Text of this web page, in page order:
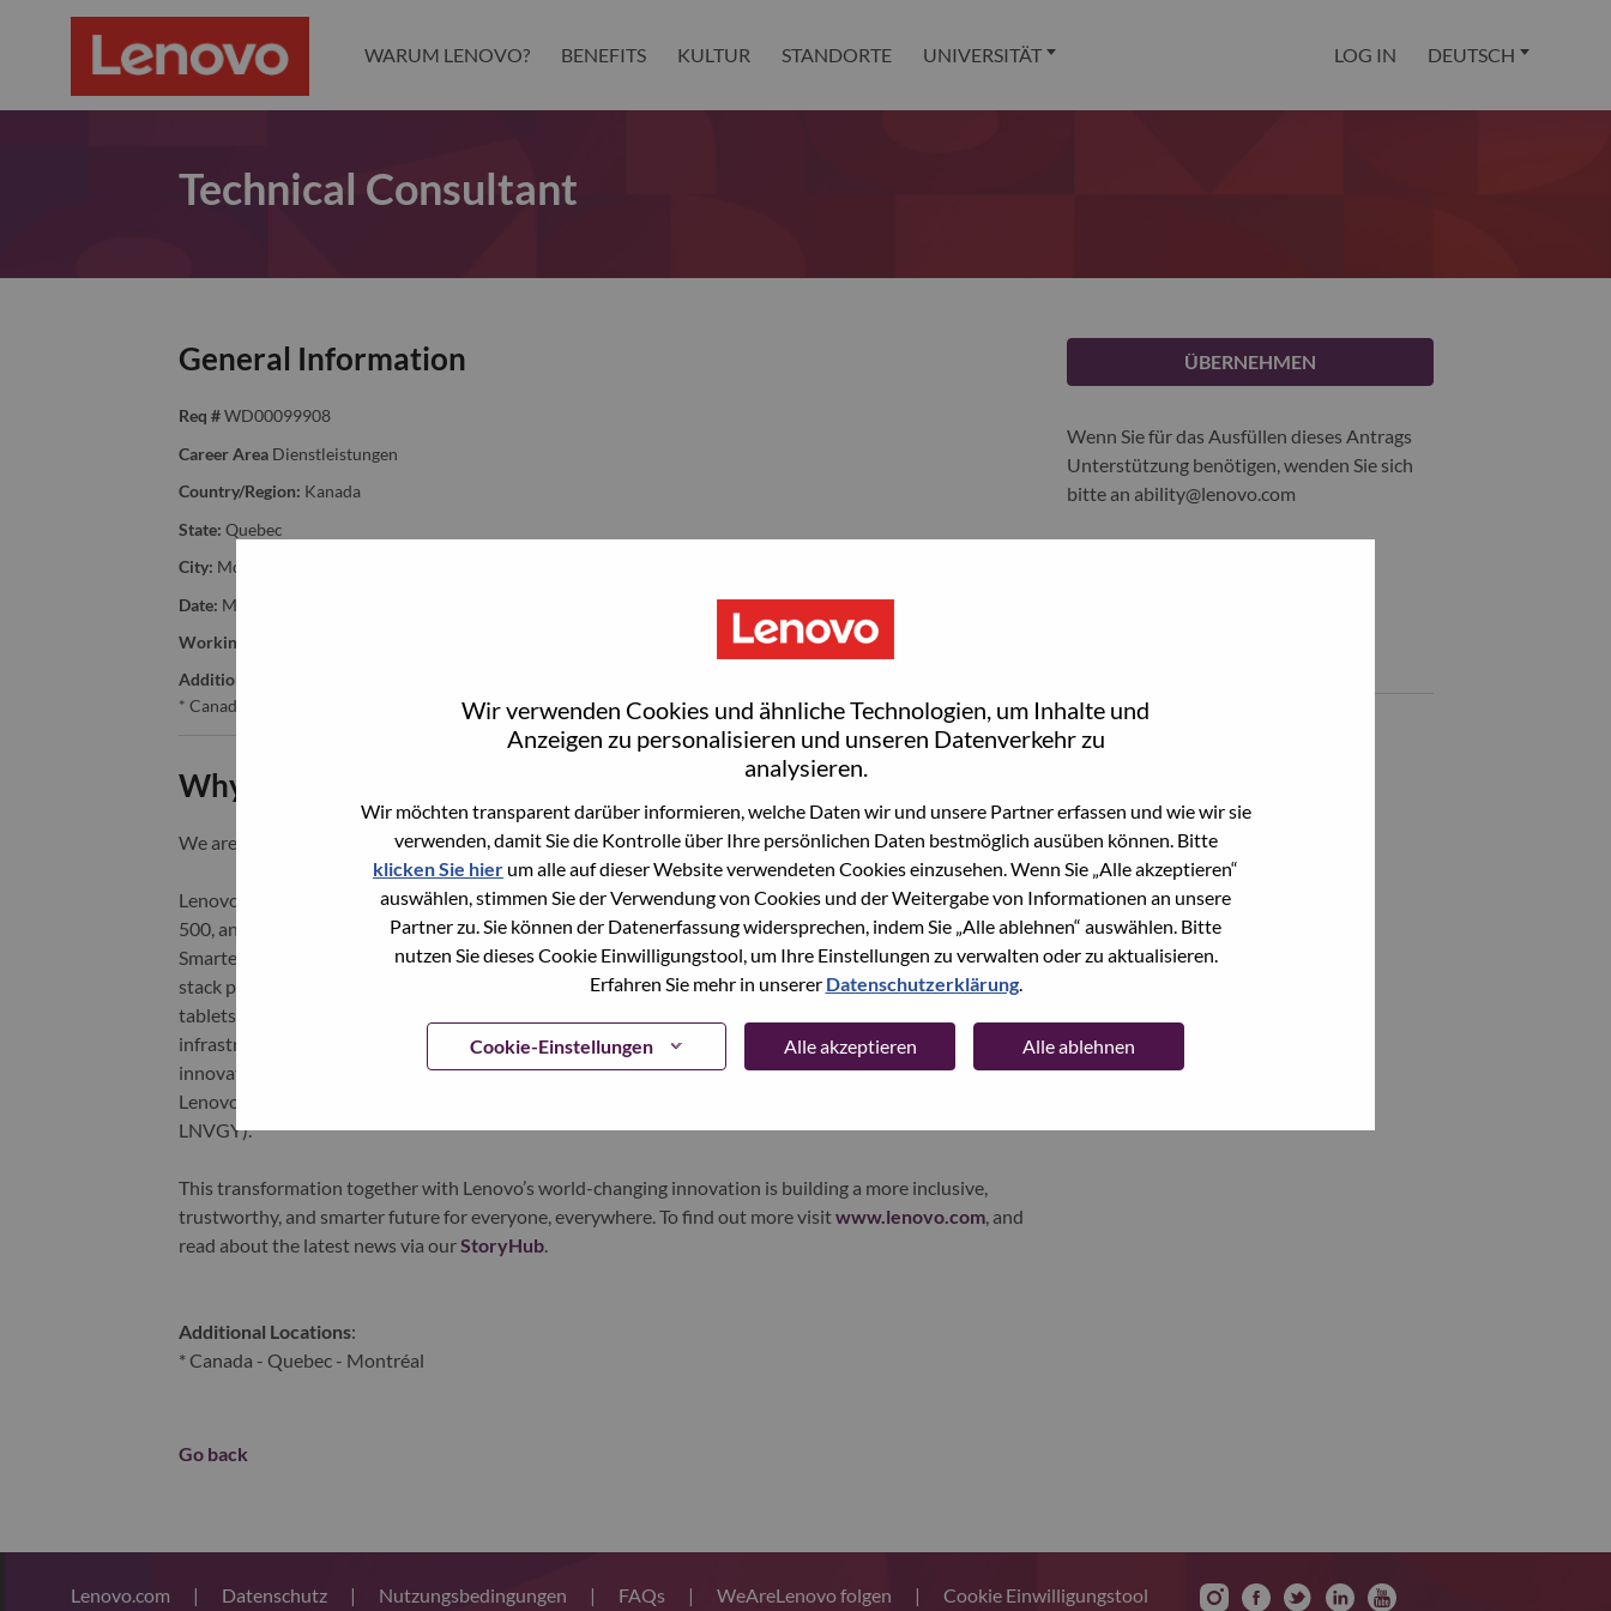
Wir verwenden Cookies und ähnliche Technologien, um Inhalte und
Anzeigen zu personalisieren und unseren Datenverkehr zu
analysieren.
Wir möchten transparent darüber informieren, welche Daten wir und unsere Partner erfassen und wie wir sie
verwenden, damit Sie die Kontrolle über Ihre persönlichen Daten bestmöglich ausüben können. Bitte
klicken Sie hier um alle auf dieser Website verwendeten Cookies einzusehen. Wenn Sie „Alle akzeptieren“
auswählen, stimmen Sie der Verwendung von Cookies und der Weitergabe von Informationen an unsere
Partner zu. Sie können der Datenerfassung widersprechen, indem Sie „Alle ablehnen“ auswählen. Bitte
nutzen Sie dieses Cookie Einwilligungstool, um Ihre Einstellungen zu verwalten oder zu aktualisieren.
Erfahren Sie mehr in unserer Datenschutzerklärung.
Cookie-Einstellungen Alle akzeptieren Alle ablehnen
WARUM LENOVO? BENEFITS KULTUR STANDORTE UNIVERSITÄT LOG IN DEUTSCH
Technical Consultant
General Information
Req # WD00099908
Career Area Dienstleistungen
Country/Region: Kanada
State: Quebec
City: Montreal
Date: Montag, Juni 22, 2026
Working Time:
Additional Locations
* Canada - Quebec - Montréal
Why Work at Lenovo
We are Lenovo. We do what we say. We own what we do. We WOW our customers.
Lenovo is a US$83 billion revenue global technology powerhouse, ranked #153 in the Fortune Global
500, and serving millions of customers every day in 180 markets. Focused on a bold vision to deliver
Smarter Technology for All, Lenovo has built on its success as the world’s largest PC company with a full-
stack portfolio of AI-enabled, AI-ready, and AI-optimized devices (PCs, workstations, smartphones,
tablets), infrastructure (server, storage, edge, high performance computing and software defined
infrastructure), software, solutions, and services. Lenovo’s continued investment in world-changing
innovation is building a more equitable, trustworthy, and smarter future for everyone, everywhere.
Lenovo is listed on the Hong Kong stock exchange under Lenovo Group Limited (HKSE: 992) (ADR:
LNVGY).
This transformation together with Lenovo’s world-changing innovation is building a more inclusive,
trustworthy, and smarter future for everyone, everywhere. To find out more visitwww.lenovo.com, and
read about the latest news via ourStoryHub.
Additional Locations:
* Canada - Quebec - Montréal
Go back
ÜBERNEHMEN
Wenn Sie für das Ausfüllen dieses Antrags
Unterstützung benötigen, wenden Sie sich
bitte an ability@lenovo.com
Alle anzeigen
Lenovo.com | Datenschutz | Nutzungsbedingungen | FAQs | WeAreLenovo folgen | Cookie Einwilligungstool